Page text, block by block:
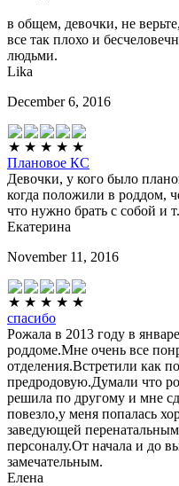
в общем, девочки, не
все так плохо и
людьми.
Lika
December 6, 2016
Плановое КС
Девочки, у кого было
когда положили в роддом,
что нужно брать с собой и
Екатерина
November 11, 2016
спасибо
Рожала в 2013 году в
роддоме.Мне очень все
отделения.Встретили как
предродовую.Думали что
решила по другому и мне
повезло,у меня попалась
заведующей
персоналу.От начала и до
замечательным.
Елена